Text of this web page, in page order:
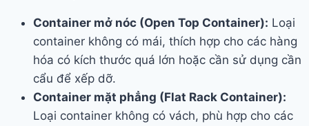
Container mở nóc (Open Top Container): Loại
container không có mái, thích hợp cho các hàng
hóa có kích thước quá lớn hoặc cần sử dụng cần
cẩu để xếp dỡ.
Container mặt phẳng (Flat Rack Container):
Loại container không có vách, phù hợp cho các